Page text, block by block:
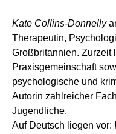
Kate Collins-Donnelly
Therapeutin,
Großbritannien. Zurzeit
Praxisgemeinschaft
psychologische und
Autorin zahlreicher
Jugendliche.
Auf Deutsch liegen vor: